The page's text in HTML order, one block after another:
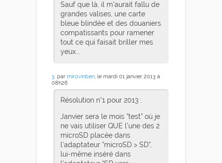
Sauf que là, il m'aurait fallu de
grandes valises, une carte
bleue blindée et des douaniers
compatissants pour ramener
tout ce qui faisait briller mes
yeux...
3. par mirovinben, le mardi 01 janvier 2013 à
08h26
Résolution n°1 pour 2013 :
Janvier sera le mois “test” où je
ne vais utiliser QUE l’une des 2
microSD placée dans
l’adaptateur “microSD > SD”,
lui-même inséré dans